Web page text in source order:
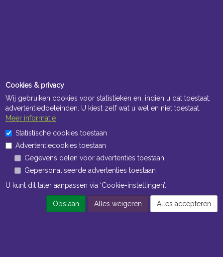
Openingstijden Kantoor
ma t/m vr 8:30 uur tot 17:00 uur
Openingstijden Magazijn
ma t/m vr 7:00 uur tot 16:30 uur
Cookies & privacy
Wij gebruiken cookies voor statistieken en, indien u dat toestaat,
advertentiedoeleinden. U kiest zelf wat u wel en niet toestaat.
Meer informatie
Statistische cookies toestaan
Advertentiecookies toestaan
Gegevens delen voor advertenties toestaan
Gepersonaliseerde advertenties toestaan
U kunt dit later aanpassen via ‘Cookie-instellingen’.
Opslaan Alles weigeren Alles accepteren